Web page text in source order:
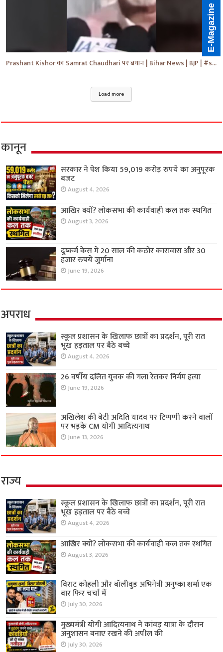
Prashant Kishor का Samrat Chaudhari पर बयान | Bihar News | BJP | #shorts #yt #breaking #news
Load more
कानून
सरकार ने पेश किया 59,019 करोड़ रुपये का अनुपूरक
बजट
August 4, 2026
आखिर क्यों? लोकसभा की कार्यवाही कल तक स्थगित
August 3, 2026
दुष्कर्म केस मे 20 साल की कठोर कारावास और 30
हजार रुपये जुर्माना
June 19, 2026
अपराध
स्कूल प्रशासन के खिलाफ छात्रों का प्रदर्शन, पूरी रात
भूख हड़ताल पर बैठे बच्चे
August 4, 2026
26 वर्षीय दलित युवक की गला रेतकर निर्मम हत्या
June 19, 2026
अखिलेश की बेटी अदिति यादव पर टिप्पणी करने वालों
पर भड़के CM योगी आदित्यनाथ
June 13, 2026
राज्य
स्कूल प्रशासन के खिलाफ छात्रों का प्रदर्शन, पूरी रात
भूख हड़ताल पर बैठे बच्चे
August 4, 2026
आखिर क्यों? लोकसभा की कार्यवाही कल तक स्थगित
August 3, 2026
विराट कोहली और बॉलीवुड अभिनेत्री अनुष्का शर्मा एक
बार फिर चर्चा में
July 30, 2026
मुख्यमंत्री योगी आदित्यनाथ ने कांवड़ यात्रा के दौरान
अनुशासन बनाए रखने की अपील की
July 30, 2026
E-Magazine